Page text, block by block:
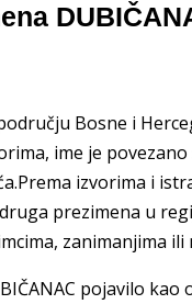
Bosne i
ime je
izvorima i
prezimena u
zanimanjima ili
pojavilo